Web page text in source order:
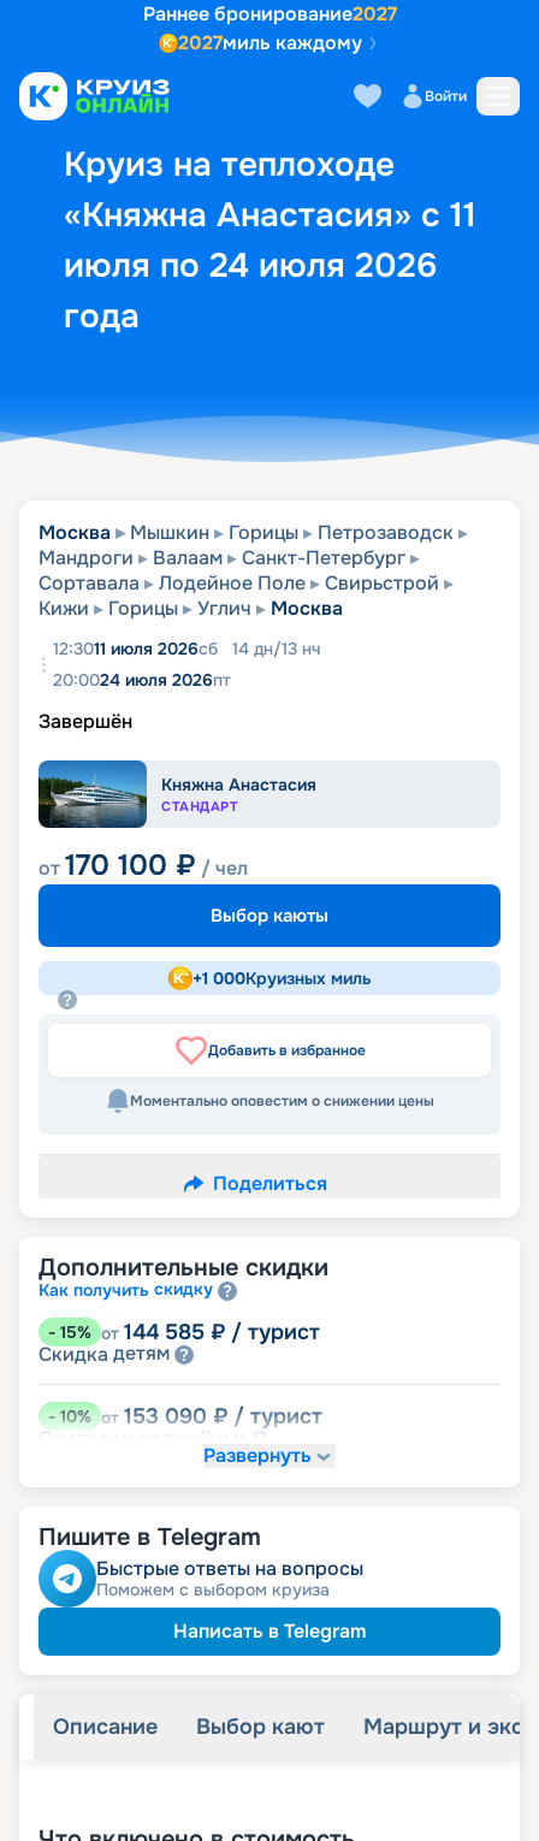
Раннее бронирование2027
2027миль каждому
Войти
Круиз на теплоходе
«Княжна Анастасия» с 11
июля по 24 июля 2026
года
Выбор кают Маршрут и
Москва Мышкин Горицы
Петрозаводск
Мандроги
Валаам
Санкт-Петербург
Сортавала
Лодейное Поле
Свирьстрой
Кижи
Горицы Углич Москва
12:3011 июля 2026сб 14 дн/13 нч
20:0024 июля 2026пт
Завершён
Княжна Анастасия
СТАНДАРТ
от170 100 ₽ / чел
Выбор каюты
+1 000Круизных миль
Добавить в избранное
Моментально оповестим о снижении цены
Поделиться
Дополнительные скидки
Как получить скидку
- 15% от 144 585 ₽ / турист
Скидка детям
-10% от 153 090 ₽ / турист
Скидка
молодожёнам
Скидка многодетнымсемьям
Скидка сотрудникам силовых
Развернуть
Пишите в Telegram
Быстрые ответы на вопросы
Поможем с выбором круиза
Написать в Telegram
Описание Выбор кают Маршрут и